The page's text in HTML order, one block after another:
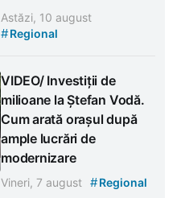
Astăzi, 10 august
#Regional
VIDEO/ Investiții de
milioane la Ștefan Vodă.
Cum arată orașul după
ample lucrări de
modernizare
Vineri, 7 august #Regional